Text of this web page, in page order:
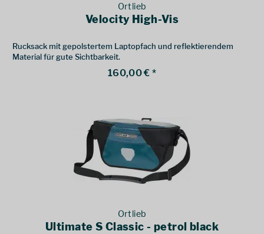
Ortlieb
Velocity High-Vis
Rucksack mit gepolstertem Laptopfach und reflektierendem
Material für gute Sichtbarkeit.
160,00 € *
Ortlieb
Ultimate S Classic - petrol black